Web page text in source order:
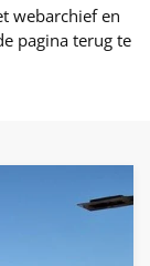
webarchief en
pagina terug te